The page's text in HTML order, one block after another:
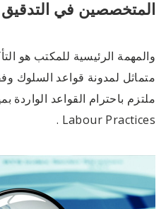
المتخصصين في التدقيق
والمهمة الرئيسية للمكتب هو
متماثل لمدونة قواعد السلوك
ملتزم باحترام القواعد الواردة
Labour Practices
.